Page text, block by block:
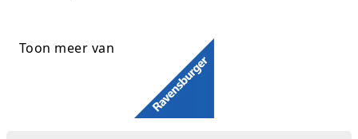
Toon meer van
Spaarpotten